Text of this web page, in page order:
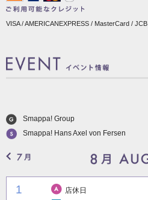
VISA / AMERICANEXPRESS / MasterCard / JCB
Smappa! Group
Smappa! Hans Axel von Fersen
1 店休日